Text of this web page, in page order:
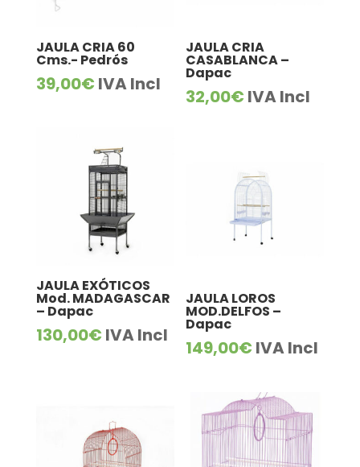
JAULA CRIA 60
Cms.- Pedrós
39,00€ IVA Incl
JAULA CRIA
CASABLANCA –
Dapac
32,00€ IVA Incl
JAULA EXÓTICOS
Mod. MADAGASCAR
– Dapac
130,00€ IVA Incl
JAULA LOROS
MOD.DELFOS –
Dapac
149,00€ IVA Incl